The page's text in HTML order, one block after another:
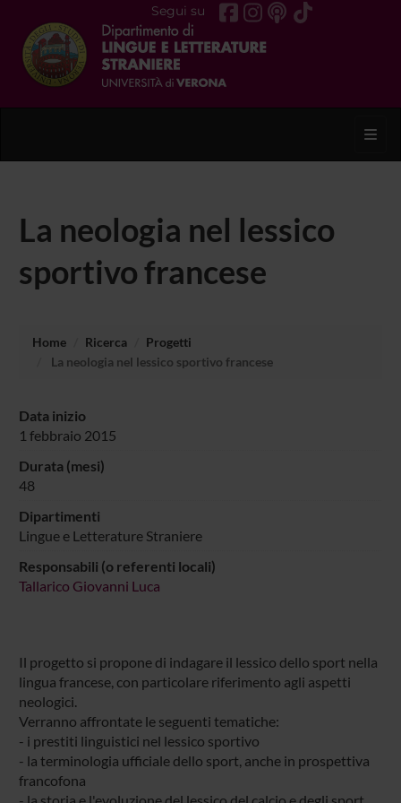
Segui su
La neologia nel lessico
sportivo francese
Home Ricerca
Progetti
La neologia nel lessico sportivo francese
Data inizio
1 febbraio 2015
Durata (mesi)
48
Dipartimenti
Lingue e Letterature Straniere
Responsabili (o referenti locali)
Tallarico Giovanni Luca
Il progetto si propone di indagare il lessico dello sport nella
lingua francese, con particolare riferimento agli aspetti
neologici.
Verranno affrontate le seguenti tematiche:
- i prestiti linguistici nel lessico sportivo
- la terminologia ufficiale dello sport, anche in prospettiva
francofona